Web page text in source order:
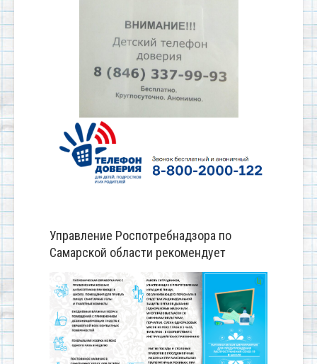
Управление Роспотребнадзора по
Самарской области рекомендует